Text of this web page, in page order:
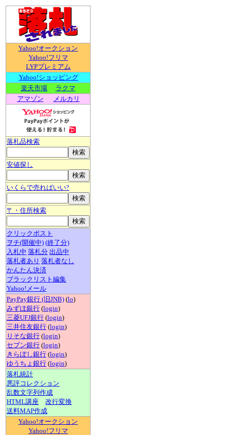
Yahoo!オークション
Yahoo!フリマ
LYPプレミアム
Yahoo!ショッピング
楽天市場
ラクマ
アマゾン
メルカリ
落札品検索
安値探し
いくらで売ればいい?
〒・住所検索
クリックポスト
ヲチ(開催中) (終了分)
入札中 落札分 出品中
落札者あり 落札者なし
かんたん決済
ブラックリスト編集
Yahoo!メール
PayPay銀行 (旧JNB) (lo)
みずほ銀行 (login)
三菱UFJ銀行 (login)
三井住友銀行 (login)
りそな銀行 (login)
セブン銀行 (login)
きらぼし銀行 (login)
ゆうちょ銀行 (login)
落札統計
悪評コレクション
乱数文字列作成
HTML講座
改行変換
送料MAP作成
Yahoo!オークション
Yahoo!フリマ